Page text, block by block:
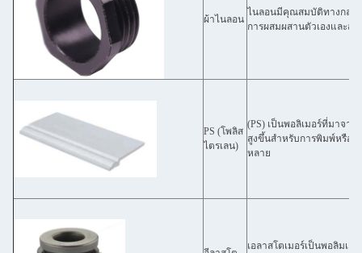
ผ้าไนลอน
ไนลอนมีคุณสมบัติทางกลที่
การผสมผสานตัวเองและส
PS (โพลิส
ไตรเลน)
(PS) เป็นพอลิเมอร์ที่มาจา
สูงขึ้นสําหรับการพิมพ์หรือ
หลาย
เอลาสโตเมอร์เป็นพอลิมเล